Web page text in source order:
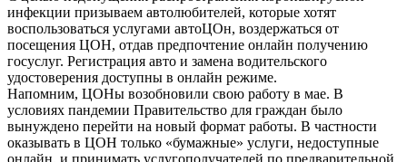
инфекции призываем автолюбителей, которые хотят
воспользоваться услугами автоЦОн, воздержаться от
посещения ЦОН, отдав предпочтение онлайн получению
госуслуг. Регистрация авто и замена водительского
удостоверения доступны в онлайн режиме.
Напомним, ЦОНы возобновили свою работу в мае. В
условиях пандемии Правительство для граждан было
вынуждено перейти на новый формат работы. В частности
оказывать в ЦОН только «бумажные» услуги, недоступные